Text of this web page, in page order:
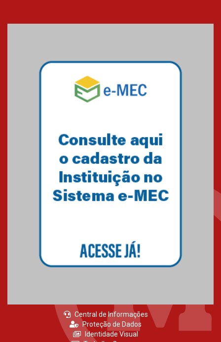
Central de Informações
Proteção de Dados
Identidade Visual